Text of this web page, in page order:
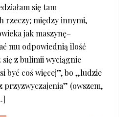
się tam
rzeczy; między innymi,
jak maszynę–
mu odpowiednią ilość
z bulimii wyciągnie
być coś więcej”, bo „ludzie
przyzwyczajenia” (owszem,